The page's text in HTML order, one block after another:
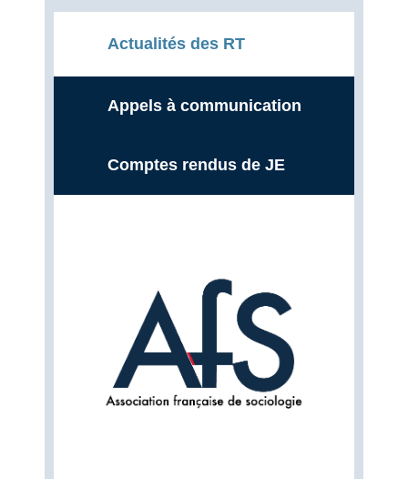
Actualités des RT
Appels à communication
Comptes rendus de JE